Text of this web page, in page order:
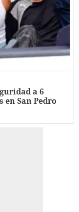
a 6
San Pedro